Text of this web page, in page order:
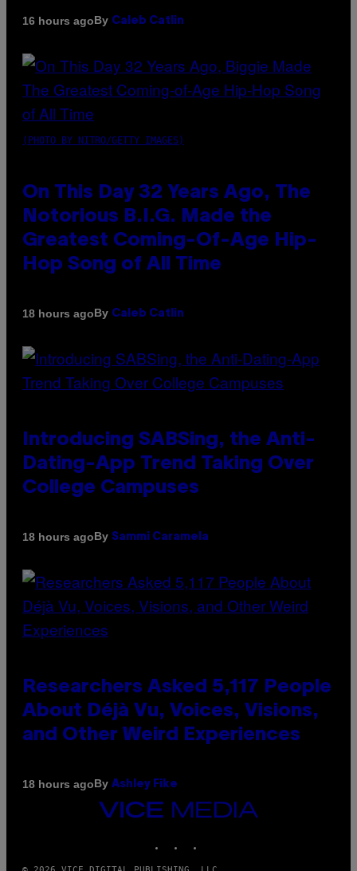
16 hours agoBy Caleb Catlin
(PHOTO BY NITRO/GETTY IMAGES)
On This Day 32 Years Ago, The
Notorious B.I.G. Made the
Greatest Coming-Of-Age Hip-
Hop Song of All Time
18 hours agoBy Caleb Catlin
Introducing SABSing, the Anti-
Dating-App Trend Taking Over
College Campuses
18 hours agoBy Sammi Caramela
Researchers Asked 5,117 People
About Déjà Vu, Voices, Visions,
and Other Weird Experiences
18 hours agoBy Ashley Fike
VICE